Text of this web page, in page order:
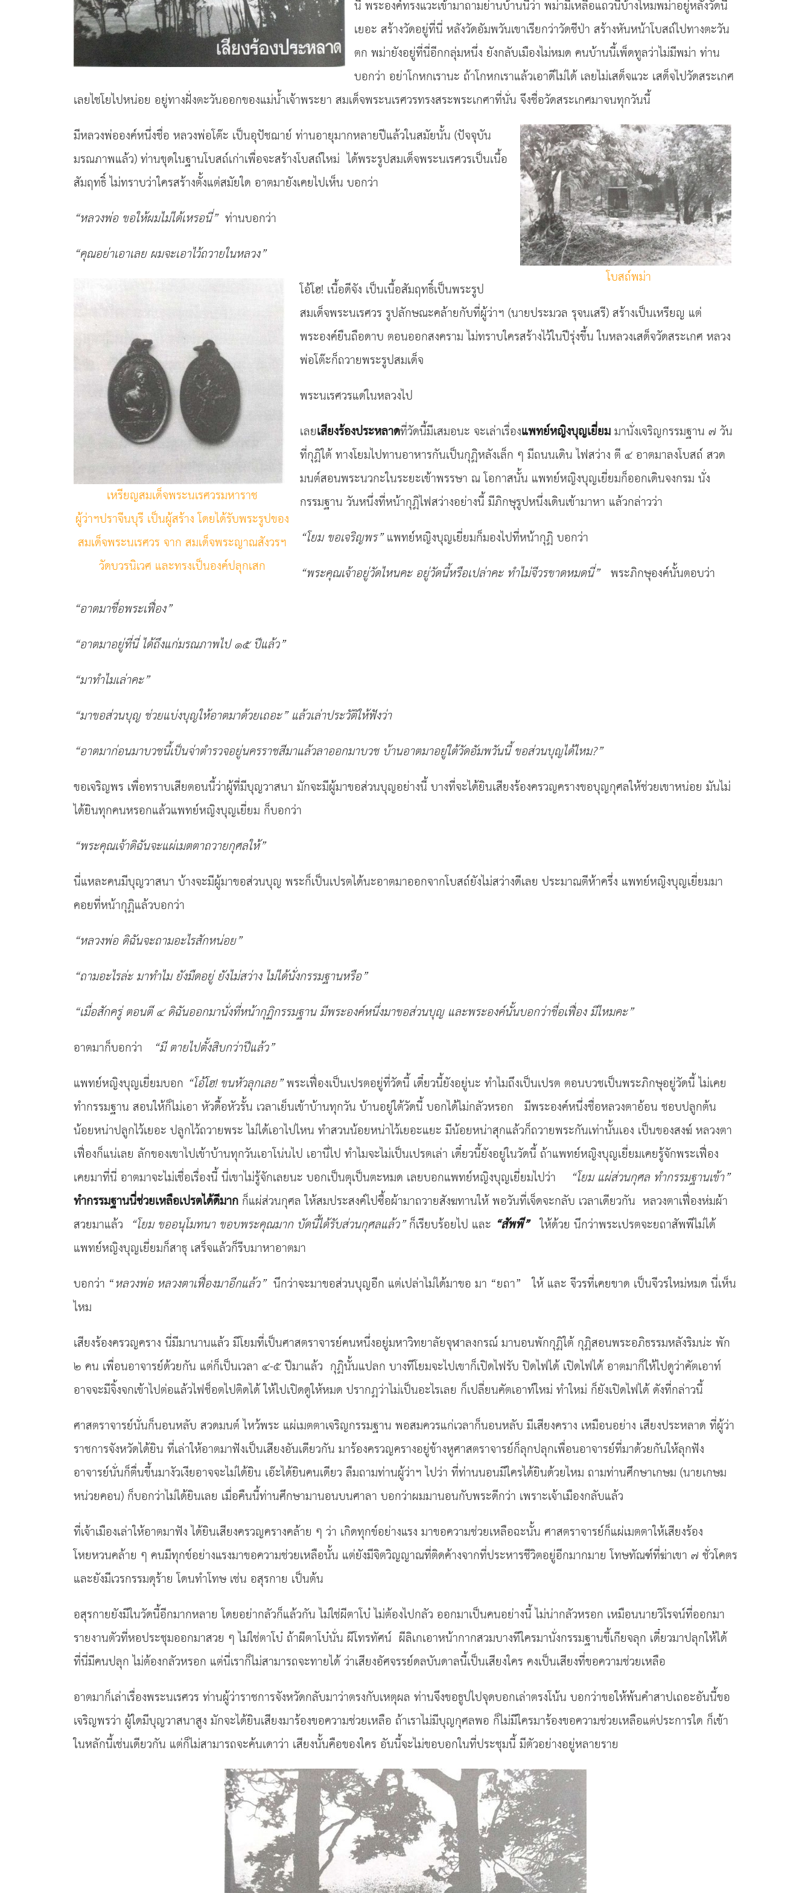
นี้ พระองค์ทรงแวะเข้ามาถามย่านบ้านนี้ว่า พม่ามีเหลือแถวนี้บ้างไหมพม่าอยู่หลังวัดนี้
เยอะ สร้างวัดอยู่ที่นี่ หลังวัดอัมพวันเขาเรียกว่าวัดชีป่า สร้างหันหน้าโบสถ์ไปทางตะวัน
ตก พม่ายังอยู่ที่นี่อีกกลุ่มหนึ่ง ยังกลับเมืองไม่หมด คนบ้านนี้เพ็ดทูลว่าไม่มีพม่า ท่าน
บอกว่า อย่าโกหกเรานะ ถ้าโกหกเราแล้วเอาดีไม่ได้ เลยไม่เสด็จแวะ เสด็จไปวัดสระเกศ
เลยไชโยไปหน่อย อยู่ทางฝั่งตะวันออกของแม่น้ำเจ้าพระยา สมเด็จพระนเรศวรทรงสระพระเกศาที่นั่น จึงชื่อวัดสระเกศมาจนทุกวันนี้
โบสถ์พม่า
มีหลวงพ่อองค์หนึ่งชื่อ หลวงพ่อโต๊ะ เป็นอุปัชฌาย์ ท่านอายุมากหลายปีแล้วในสมัยนั้น (ปัจจุบัน
มรณภาพแล้ว) ท่านขุดในฐานโบสถ์เก่าเพื่อจะสร้างโบสถ์ใหม่ ได้พระรูปสมเด็จพระนเรศวรเป็นเนื้อ
สัมฤทธิ์ ไม่ทราบว่าใครสร้างตั้งแต่สมัยใด อาตมายังเคยไปเห็น บอกว่า
“หลวงพ่อ ขอให้ผมไม่ได้เหรอนี่”ท่านบอกว่า
“คุณอย่าเอาเลย ผมจะเอาไว้ถวายในหลวง”
เหรียญสมเด็จพระนเรศวรมหาราช
ผู้ว่าฯปราจีนบุรี เป็นผู้สร้าง โดยได้รับพระรูปของ
สมเด็จพระนเรศวร จาก สมเด็จพระญาณสังวรฯ
วัดบวรนิเวศ และทรงเป็นองค์ปลุกเสก
โอ้โฮ! เนื้อดีจัง เป็นเนื้อสัมฤทธิ์เป็นพระรูป
สมเด็จพระนเรศวร รูปลักษณะคล้ายกับที่ผู้ว่าฯ (นายประมวล รุจนเสรี) สร้างเป็นเหรียญ แต่
พระองค์ยืนถือดาบ ตอนออกสงคราม ไม่ทราบใครสร้างไว้ในปีรุ่งขึ้น ในหลวงเสด็จวัดสระเกศ หลวง
พ่อโต๊ะก็ถวายพระรูปสมเด็จ
พระนเรศวรแด่ในหลวงไป
เลยเสียงร้องประหลาดที่วัดนี้มีเสมอนะ จะเล่าเรื่องแพทย์หญิงบุญเยี่ยมมานั่งเจริญกรรมฐาน ๗ วัน
ที่กุฏิใต้ ทางโยมไปทานอาหารกันเป็นกุฏิหลังเล็ก ๆ มีถนนเดิน ไฟสว่าง ตี ๔ อาตมาลงโบสถ์ สวด
มนต์สอนพระนวกะในระยะเข้าพรรษา ณ โอกาสนั้น แพทย์หญิงบุญเยี่ยมก็ออกเดินจงกรม นั่ง
กรรมฐาน วันหนึ่งที่หน้ากุฏิไฟสว่างอย่างนี้ มีภิกษุรูปหนึ่งเดินเข้ามาหา แล้วกล่าวว่า
“โยม ขอเจริญพร”แพทย์หญิงบุญเยี่ยมก็มองไปที่หน้ากุฏิ บอกว่า
“พระคุณเจ้าอยู่วัดไหนคะ อยู่วัดนี้หรือเปล่าคะ ทำไม่จีวรขาดหมดนี่”พระภิกษุองค์นั้นตอบว่า
“อาตมาชื่อพระเฟื่อง”
“อาตมาอยู่ที่นี่ ได้ถึงแก่มรณภาพไป ๑๕ ปีแล้ว”
“มาทำไมเล่าคะ”
“มาขอส่วนบุญ ช่วยแบ่งบุญให้อาตมาด้วยเถอะ”แล้วเล่าประวัติให้ฟังว่า
“อาตมาก่อนมาบวชนี้เป็นจ่าตำรวจอยู่นครราชสีมาแล้วลาออกมาบวช บ้านอาตมาอยู่ใต้วัดอัมพวันนี้ ขอส่วนบุญได้ไหม?”
ขอเจริญพร เพื่อทราบเสียตอนนี้ว่าผู้ที่มีบุญวาสนา มักจะมีผู้มาขอส่วนบุญอย่างนี้ บางที่จะได้ยินเสียงร้องครวญครางขอบุญกุศลให้ช่วยเขาหน่อย มันไม่
ได้ยินทุกคนหรอกแล้วแพทย์หญิงบุญเยี่ยม ก็บอกว่า
“พระคุณเจ้าดิฉันจะแผ่เมตตาถวายกุศลให้”
นี่แหละคนมีบุญวาสนา บ้างจะมีผู้มาขอส่วนบุญ พระก็เป็นเปรตได้นะอาตมาออกจากโบสถ์ยังไม่สว่างดีเลย ประมาณตีห้าครึ่ง แพทย์หญิงบุญเยี่ยมมา
คอยที่หน้ากุฏิแล้วบอกว่า
“หลวงพ่อ ดิฉันจะถามอะไรสักหน่อย”
“ถามอะไรล่ะ มาทำไม ยังมืดอยู่ ยังไม่สว่าง ไม่ได้นั่งกรรมฐานหรือ”
“เมื่อสักครู่ ตอนตี ๔ ดิฉันออกมานั่งที่หน้ากุฏิกรรมฐาน มีพระองค์หนึ่งมาขอส่วนบุญ และพระองค์นั้นบอกว่าชื่อเฟื่อง มีไหมคะ”
อาตมาก็บอกว่า “มี ตายไปตั้งสิบกว่าปีแล้ว”
แพทย์หญิงบุญเยี่ยมบอก “โอ้โฮ! ขนหัวลุกเลย”พระเฟื่องเป็นเปรตอยู่ที่วัดนี้ เดี๋ยวนี้ยังอยู่นะ ทำไมถึงเป็นเปรต ตอนบวชเป็นพระภิกษุอยู่วัดนี้ ไม่เคย
ทำกรรมฐาน สอนให้ก็ไม่เอา หัวดื้อหัวรั้น เวลาเย็นเข้าบ้านทุกวัน บ้านอยู่ใต้วัดนี้ บอกได้ไม่กลัวหรอก มีพระองค์หนึ่งชื่อหลวงตาอ้อน ชอบปลูกต้น
น้อยหน่าปลูกไว้เยอะ ปลูกไว้ถวายพระ ไม่ได้เอาไปไหน ทำสวนน้อยหน่าไว้เยอะแยะ มีน้อยหน่าสุกแล้วก็ถวายพระกันเท่านั้นเอง เป็นของสงฆ์ หลวงตา
เฟื่องก็แน่เลย ลักของเขาไปเข้าบ้านทุกวันเอาโน่นไป เอานี่ไป ทำไมจะไม่เป็นเปรตเล่า เดี๋ยวนี้ยังอยู่ในวัดนี้ ถ้าแพทย์หญิงบุญเยี่ยมเคยรู้จักพระเฟื่อง
เคยมาที่นี่ อาตมาจะไม่เชื่อเรื่องนี้ นี่เขาไม่รู้จักเลยนะ บอกเป็นตุเป็นตะหมด เลยบอกแพทย์หญิงบุญเยี่ยมไปว่า
“โยม แผ่ส่วนกุศล ทำกรรมฐานเข้า”
ทำกรรมฐานนี่ช่วยเหลือเปรตได้ดีมากก็แผ่ส่วนกุศล ให้สมประสงค์ไปซื้อผ้ามาถวายสังฆทานให้ พอวันที่เจ็ดจะกลับ เวลาเดียวกัน หลวงตาเฟื่องห่มผ้า
สวยมาแล้ว “โยม ขออนุโมทนา ขอบพระคุณมาก บัดนี้ได้รับส่วนกุศลแล้ว”ก็เรียบร้อยไป และ “สัพพี”ให้ด้วย นึกว่าพระเปรตจะยถาสัพพีไม่ได้
แพทย์หญิงบุญเยี่ยมก็สาธุ เสร็จแล้วก็รีบมาหาอาตมา
บอกว่า “หลวงพ่อ หลวงตาเฟื่องมาอีกแล้ว”นึกว่าจะมาขอส่วนบุญอีก แต่เปล่าไม่ได้มาขอ มา “ยถา” ให้ และ จีวรที่เคยขาด เป็นจีวรใหม่หมด นี่เห็น
ไหม
เสียงร้องครวญคราง นี่มีมานานแล้ว มีโยมที่เป็นศาสตราจารย์คนหนึ่งอยู่มหาวิทยาลัยจุฬาลงกรณ์ มานอนพักกุฏิใต้ กุฏิสอนพระอภิธรรมหลังริมน่ะ พัก
๒ คน เพื่อนอาจารย์ด้วยกัน แต่ก็เป็นเวลา ๔-๕ ปีมาแล้ว กุฏินั้นแปลก บางทีโยมจะไปเขาก็เปิดไฟรับ ปิดไฟได้ เปิดไฟได้ อาตมาก็ให้ไปดูว่าคัตเอาท์
อาจจะมีจิ้งจกเข้าไปต่อแล้วไฟช็อตไปติดได้ ให้ไปเปิดดูให้หมด ปรากฏว่าไม่เป็นอะไรเลย ก็เปลี่ยนคัตเอาท์ใหม่ ทำใหม่ ก็ยังเปิดไฟได้ ดังที่กล่าวนี้
ศาสตราจารย์นั่นก็นอนหลับ สวดมนต์ ไหว้พระ แผ่เมตตาเจริญกรรมฐาน พอสมควรแก่เวลาก็นอนหลับ มีเสียงคราง เหมือนอย่าง เสียงประหลาด ที่ผู้ว่า
ราชการจังหวัดได้ยิน ที่เล่าให้อาตมาฟังเป็นเสียงอันเดียวกัน มาร้องครวญครางอยู่ข้างหูศาสตราจารย์ก็ลุกปลุกเพื่อนอาจารย์ที่มาด้วยกันให้ลุกฟัง
อาจารย์นั่นก็ตื่นขึ้นมางัวเงียอาจจะไม่ได้ยิน เอ๊ะได้ยินคนเดียว ลืมถามท่านผู้ว่าฯ ไปว่า ที่ท่านนอนมีใครได้ยินด้วยไหม ถามท่านศึกษาเกษม (นายเกษม
หน่วยคอน) ก็บอกว่าไม่ได้ยินเลย เมื่อคืนนี้ท่านศึกษามานอนบนศาลา บอกว่าผมมานอนกับพระดีกว่า เพราะเจ้าเมืองกลับแล้ว
ที่เจ้าเมืองเล่าให้อาตมาฟัง ได้ยินเสียงครวญครางคล้าย ๆ ว่า เกิดทุกข์อย่างแรง มาขอความช่วยเหลือฉะนั้น ศาสตราจารย์ก็แผ่เมตตาให้เสียงร้อง
โหยหวนคล้าย ๆ คนมีทุกข์อย่างแรงมาขอความช่วยเหลือนั้น แต่ยังมีจิตวิญญาณที่ติดค้างจากที่ประหารชีวิตอยู่อีกมากมาย โทษทัณฑ์ที่ฆ่าเขา ๗ ชั่วโคตร
และยังมีเวรกรรมดุร้าย โดนทำโทษ เช่น อสุรกาย เป็นต้น
อสุรกายยังมีในวัดนี้อีกมากหลาย โดยอย่ากลัวก็แล้วกัน ไม่ใช่ผีตาโบ๋ ไม่ต้องไปกลัว ออกมาเป็นคนอย่างนี้ ไม่น่ากลัวหรอก เหมือนนายวิโรจน์ที่ออกมา
รายงานตัวที่หอประชุมออกมาสวย ๆ ไม่ใช่ตาโบ๋ ถ้าผีตาโบ๋นั่น ผีโทรทัศน์ ผีลิเกเอาหน้ากากสวมบางทีใครมานั่งกรรมฐานขี้เกียจลุก เดี๋ยวมาปลุกให้ได้
ที่นี่มีคนปลุก ไม่ต้องกลัวหรอก แต่นี่เราก็ไม่สามารถจะทายได้ ว่าเสียงอัศจรรย์ดลบันดาลนี้เป็นเสียงใคร คงเป็นเสียงที่ขอความช่วยเหลือ
อาตมาก็เล่าเรื่องพระนเรศวร ท่านผู้ว่าราชการจังหวัดกลับมาว่าตรงกับเหตุผล ท่านจึงขอธูปไปจุดบอกเล่าตรงโน้น บอกว่าขอให้พ้นคำสาปเถอะอันนี้ขอ
เจริญพรว่า ผู้ใดมีบุญวาสนาสูง มักจะได้ยินเสียงมาร้องขอความช่วยเหลือ ถ้าเราไม่มีบุญกุศลพอ ก็ไม่มีใครมาร้องขอความช่วยเหลือแต่ประการใด ก็เข้า
ในหลักนี้เช่นเดียวกัน แต่ก็ไม่สามารถจะค้นเดาว่า เสียงนั้นคือของใคร อันนี้จะไม่ขอบอกในที่ประชุมนี้ มีตัวอย่างอยู่หลายราย